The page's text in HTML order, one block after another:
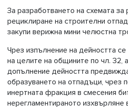
За разработването на схемата
рециклиране на строителни
закупи верижна мини челюстна
Чрез изпълнение на дейността се
на целите на общините по чл. 32,
допълнение дейността
образуването на отпадъци, чрез
инертната фракция в смесения
нерегламентираното изхвърляне